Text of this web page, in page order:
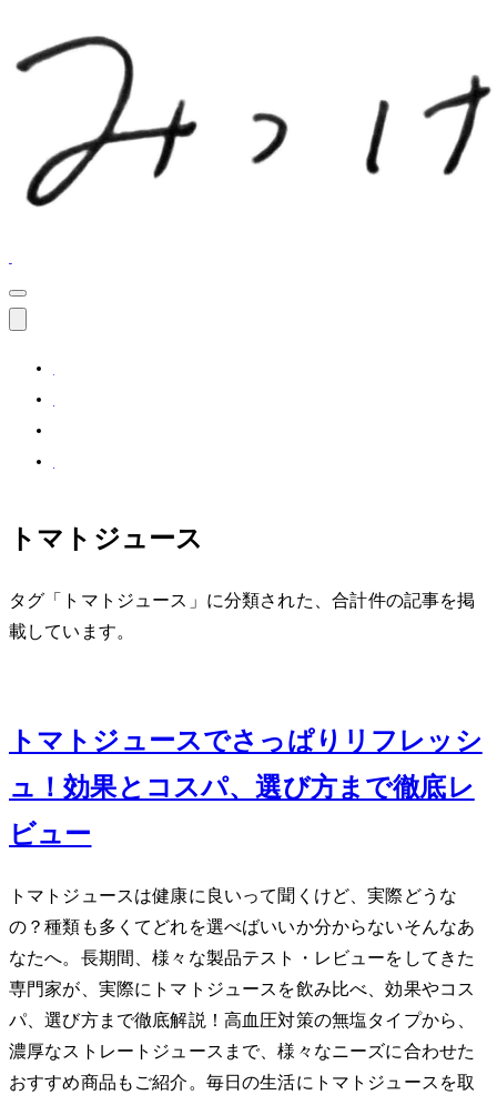
トマトジュース
タグ「トマトジュース」に分類された、合計 1 件の記事を掲
載しています。
トマトジュースでさっぱりリフレッシ
ュ！効果とコスパ、選び方まで徹底レ
ビュー
トマトジュースは健康に良いって聞くけど、実際どうな
の？種類も多くてどれを選べばいいか分からない…そんなあ
なたへ。長期間、様々な製品テスト・レビューをしてきた
専門家が、実際にトマトジュースを飲み比べ、効果やコス
パ、選び方まで徹底解説！高血圧対策の無塩タイプから、
濃厚なストレートジュースまで、様々なニーズに合わせた
おすすめ商品もご紹介。毎日の生活にトマトジュースを取